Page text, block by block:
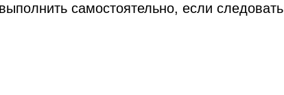
самостоятельно, если следовать